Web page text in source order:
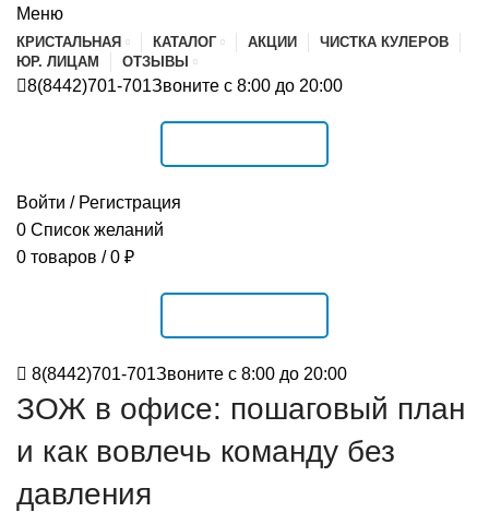
Меню
КРИСТАЛЬНАЯ КАТАЛОГ АКЦИИ
ЧИСТКА КУЛЕРОВ
ЮР. ЛИЦАМ
ОТЗЫВЫ
8(8442)701-701Звоните с 8:00 до 20:00
Войти / Регистрация
0 Список желаний
0 товаров / 0 ₽
8(8442)701-701Звоните с 8:00 до 20:00
ЗОЖ в офисе: пошаговый план
и как вовлечь команду без
давления